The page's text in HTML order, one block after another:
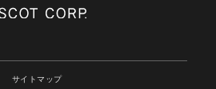
サイトマップ